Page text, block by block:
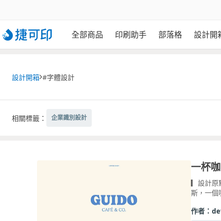
全部商品 印刷助手 部落格 設計開
設計開箱 #字體設計
相關標籤： 企業識別設計
▎設計原
斯，一個
作者：